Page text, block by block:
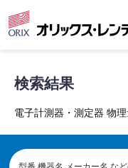
検索結果
電子計測器・測定器 物